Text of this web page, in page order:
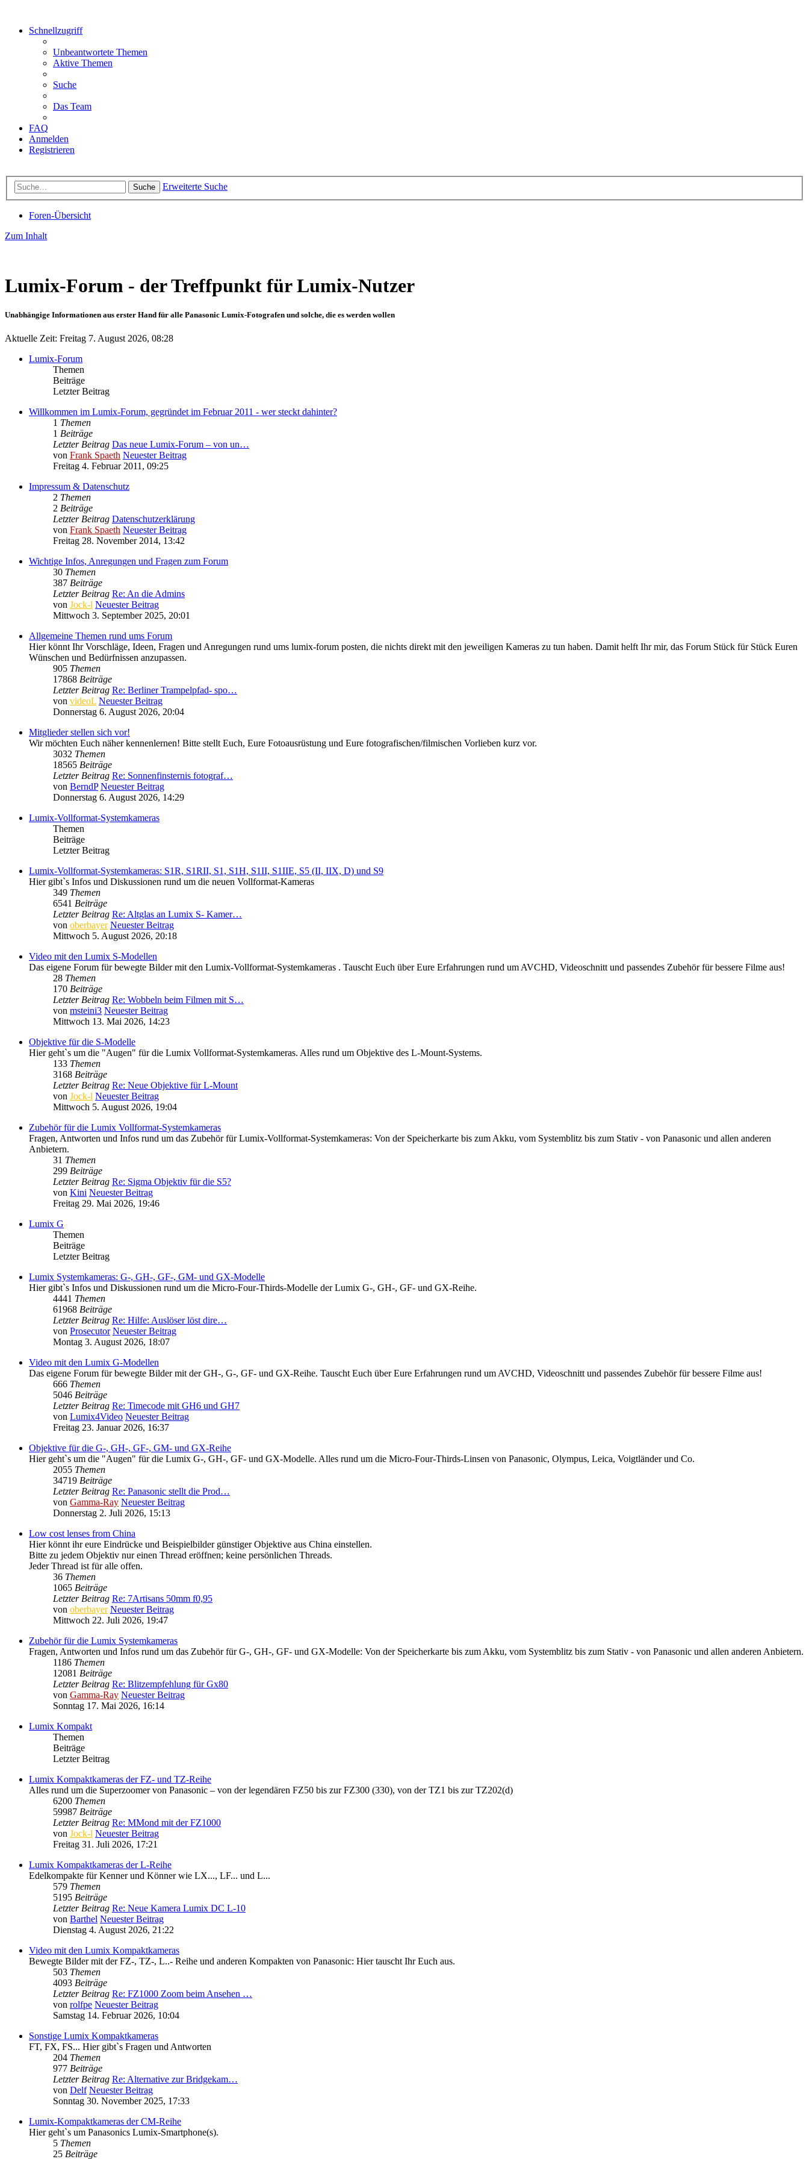
Schnellzugriff
Unbeantwortete Themen
Aktive Themen
Suche
Das Team
FAQ
Anmelden
Registrieren
Suche Erweiterte Suche
Foren-Übersicht
Zum Inhalt
Lumix-Forum - der Treffpunkt für Lumix-Nutzer
Unabhängige Informationen aus erster Hand für alle Panasonic Lumix-Fotografen und solche, die es werden wollen
Aktuelle Zeit: Freitag 7. August 2026, 08:28
Lumix-Forum
Themen
Beiträge
Letzter Beitrag
Willkommen im Lumix-Forum, gegründet im Februar 2011 - wer steckt dahinter?
1 Themen
1 Beiträge
Letzter Beitrag Das neue Lumix-Forum – von un…
von Frank Spaeth Neuester Beitrag
Freitag 4. Februar 2011, 09:25
Impressum & Datenschutz
2 Themen
2 Beiträge
Letzter Beitrag Datenschutzerklärung
von Frank Spaeth Neuester Beitrag
Freitag 28. November 2014, 13:42
Wichtige Infos, Anregungen und Fragen zum Forum
30 Themen
387 Beiträge
Letzter Beitrag Re: An die Admins
von Jock-l Neuester Beitrag
Mittwoch 3. September 2025, 20:01
Allgemeine Themen rund ums Forum
Hier könnt Ihr Vorschläge, Ideen, Fragen und Anregungen rund ums lumix-forum posten, die nichts direkt mit den jeweiligen Kameras zu tun haben. Damit helft Ihr mir, das Forum Stück für Stück Euren
Wünschen und Bedürfnissen anzupassen.
905 Themen
17868 Beiträge
Letzter Beitrag Re: Berliner Trampelpfad- spo…
von videoL Neuester Beitrag
Donnerstag 6. August 2026, 20:04
Mitglieder stellen sich vor!
Wir möchten Euch näher kennenlernen! Bitte stellt Euch, Eure Fotoausrüstung und Eure fotografischen/filmischen Vorlieben kurz vor.
3032 Themen
18565 Beiträge
Letzter Beitrag Re: Sonnenfinsternis fotograf…
von BerndP Neuester Beitrag
Donnerstag 6. August 2026, 14:29
Lumix-Vollformat-Systemkameras
Themen
Beiträge
Letzter Beitrag
Lumix-Vollformat-Systemkameras: S1R, S1RII, S1, S1H, S1II, S1IIE, S5 (II, IIX, D) und S9
Hier gibt`s Infos und Diskussionen rund um die neuen Vollformat-Kameras
349 Themen
6541 Beiträge
Letzter Beitrag Re: Altglas an Lumix S- Kamer…
von oberbayer Neuester Beitrag
Mittwoch 5. August 2026, 20:18
Video mit den Lumix S-Modellen
Das eigene Forum für bewegte Bilder mit den Lumix-Vollformat-Systemkameras . Tauscht Euch über Eure Erfahrungen rund um AVCHD, Videoschnitt und passendes Zubehör für bessere Filme aus!
28 Themen
170 Beiträge
Letzter Beitrag Re: Wobbeln beim Filmen mit S…
von msteini3 Neuester Beitrag
Mittwoch 13. Mai 2026, 14:23
Objektive für die S-Modelle
Hier geht`s um die "Augen" für die Lumix Vollformat-Systemkameras. Alles rund um Objektive des L-Mount-Systems.
133 Themen
3168 Beiträge
Letzter Beitrag Re: Neue Objektive für L-Mount
von Jock-l Neuester Beitrag
Mittwoch 5. August 2026, 19:04
Zubehör für die Lumix Vollformat-Systemkameras
Fragen, Antworten und Infos rund um das Zubehör für Lumix-Vollformat-Systemkameras: Von der Speicherkarte bis zum Akku, vom Systemblitz bis zum Stativ - von Panasonic und allen anderen
Anbietern.
31 Themen
299 Beiträge
Letzter Beitrag Re: Sigma Objektiv für die S5?
von Kini Neuester Beitrag
Freitag 29. Mai 2026, 19:46
Lumix G
Themen
Beiträge
Letzter Beitrag
Lumix Systemkameras: G-, GH-, GF-, GM- und GX-Modelle
Hier gibt`s Infos und Diskussionen rund um die Micro-Four-Thirds-Modelle der Lumix G-, GH-, GF- und GX-Reihe.
4441 Themen
61968 Beiträge
Letzter Beitrag Re: Hilfe: Auslöser löst dire…
von Prosecutor Neuester Beitrag
Montag 3. August 2026, 18:07
Video mit den Lumix G-Modellen
Das eigene Forum für bewegte Bilder mit der GH-, G-, GF- und GX-Reihe. Tauscht Euch über Eure Erfahrungen rund um AVCHD, Videoschnitt und passendes Zubehör für bessere Filme aus!
666 Themen
5046 Beiträge
Letzter Beitrag Re: Timecode mit GH6 und GH7
von Lumix4Video Neuester Beitrag
Freitag 23. Januar 2026, 16:37
Objektive für die G-, GH-, GF-, GM- und GX-Reihe
Hier geht`s um die "Augen" für die Lumix G-, GH-, GF- und GX-Modelle. Alles rund um die Micro-Four-Thirds-Linsen von Panasonic, Olympus, Leica, Voigtländer und Co.
2055 Themen
34719 Beiträge
Letzter Beitrag Re: Panasonic stellt die Prod…
von Gamma-Ray Neuester Beitrag
Donnerstag 2. Juli 2026, 15:13
Low cost lenses from China
Hier könnt ihr eure Eindrücke und Beispielbilder günstiger Objektive aus China einstellen.
Bitte zu jedem Objektiv nur einen Thread eröffnen; keine persönlichen Threads.
Jeder Thread ist für alle offen.
36 Themen
1065 Beiträge
Letzter Beitrag Re: 7Artisans 50mm f0,95
von oberbayer Neuester Beitrag
Mittwoch 22. Juli 2026, 19:47
Zubehör für die Lumix Systemkameras
Fragen, Antworten und Infos rund um das Zubehör für G-, GH-, GF- und GX-Modelle: Von der Speicherkarte bis zum Akku, vom Systemblitz bis zum Stativ - von Panasonic und allen anderen Anbietern.
1186 Themen
12081 Beiträge
Letzter Beitrag Re: Blitzempfehlung für Gx80
von Gamma-Ray Neuester Beitrag
Sonntag 17. Mai 2026, 16:14
Lumix Kompakt
Themen
Beiträge
Letzter Beitrag
Lumix Kompaktkameras der FZ- und TZ-Reihe
Alles rund um die Superzoomer von Panasonic – von der legendären FZ50 bis zur FZ300 (330), von der TZ1 bis zur TZ202(d)
6200 Themen
59987 Beiträge
Letzter Beitrag Re: MMond mit der FZ1000
von Jock-l Neuester Beitrag
Freitag 31. Juli 2026, 17:21
Lumix Kompaktkameras der L-Reihe
Edelkompakte für Kenner und Könner wie LX..., LF... und L...
579 Themen
5195 Beiträge
Letzter Beitrag Re: Neue Kamera Lumix DC L-10
von Barthel Neuester Beitrag
Dienstag 4. August 2026, 21:22
Video mit den Lumix Kompaktkameras
Bewegte Bilder mit der FZ-, TZ-, L..- Reihe und anderen Kompakten von Panasonic: Hier tauscht Ihr Euch aus.
503 Themen
4093 Beiträge
Letzter Beitrag Re: FZ1000 Zoom beim Ansehen …
von rolfpe Neuester Beitrag
Samstag 14. Februar 2026, 10:04
Sonstige Lumix Kompaktkameras
FT, FX, FS... Hier gibt`s Fragen und Antworten
204 Themen
977 Beiträge
Letzter Beitrag Re: Alternative zur Bridgekam…
von Delf Neuester Beitrag
Sonntag 30. November 2025, 17:33
Lumix-Kompaktkameras der CM-Reihe
Hier geht`s um Panasonics Lumix-Smartphone(s).
5 Themen
25 Beiträge